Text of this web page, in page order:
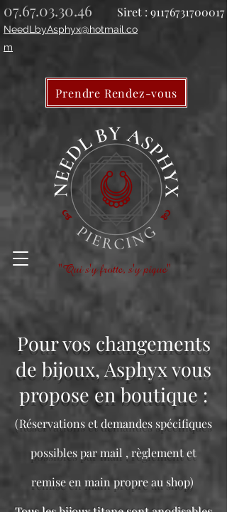
07.67.03.30.46 Siret : 91176731700017
NeedLbyAsphyx@hotmail.co
m
Prendre Rendez-vous
"Qui s'y frotte, s'y pique"
Pour vos changements
de bijoux, Asphyx vous
propose en boutique :
(Réservations et demandes spécifiques
possibles par mail , règlement et
remise en main propre au shop)